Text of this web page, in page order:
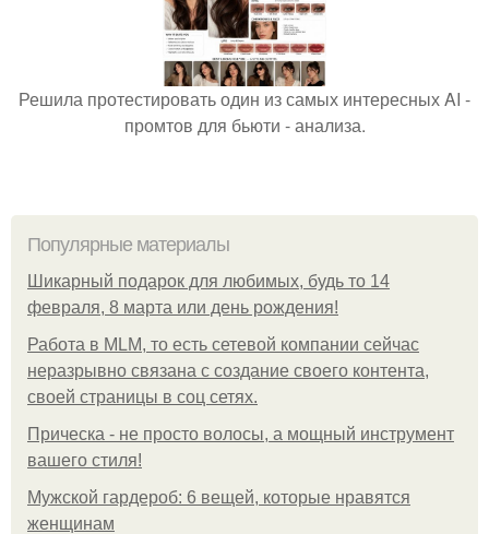
Решила протестировать один из самых интересных AI -
промтов для бьюти - анализа.
Популярные материалы
Шикарный подарок для любимых, будь то 14
февраля, 8 марта или день рождения!
Работа в MLM, то есть сетевой компании сейчас
неразрывно связана с создание своего контента,
своей страницы в соц сетях.
Прическа - не просто волосы, а мощный инструмент
вашего стиля!
Мужской гардероб: 6 вещей, которые нравятся
женщинам